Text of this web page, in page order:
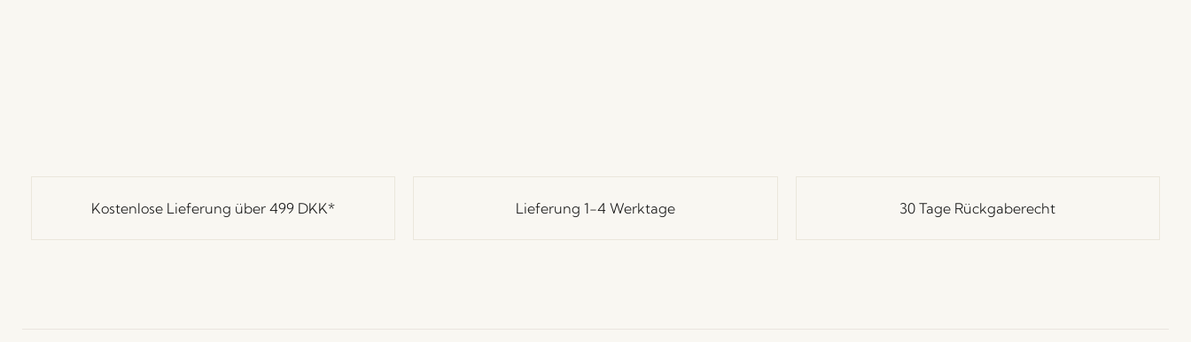
Kostenlose Lieferung über499 DKK* Lieferung 1-4 Werktage 30 Tage Rückgaberecht